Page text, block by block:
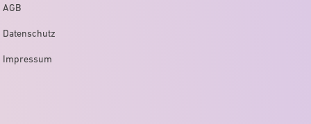
AGB
Datenschutz
Impressum